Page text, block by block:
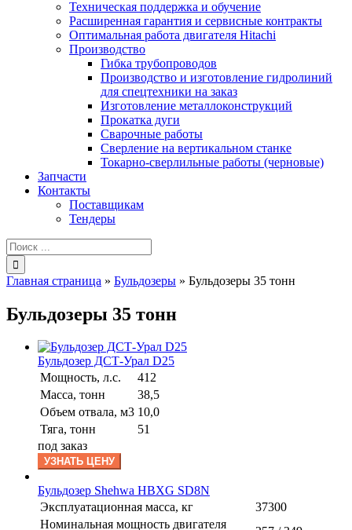
Техническая поддержка и обучение
Расширенная гарантия и сервисные контракты
Оптимальная работа двигателя Hitachi
Производство
Гибка трубопроводов
Производство и изготовление гидролиний
для спецтехники на заказ
Изготовление металлоконструкций
Прокатка дуги
Сварочные работы
Сверление на вертикальном станке
Токарно-сверлильные работы (черновые)
Запчасти
Контакты
Поставщикам
Тендеры
Результат
поиска:
Главная страница » Бульдозеры » Бульдозеры 35 тонн
Бульдозеры 35 тонн
Бульдозер ДСТ-Урал D25
Мощность, л.с.
412
Масса, тонн
38,5
Объем отвала, м3 10,0
Тяга, тонн
51
под заказ
УЗНАТЬ ЦЕНУ
Бульдозер Shehwa HBXG SD8N
Эксплуатационная масса, кг
37300
Номинальная мощность двигателя